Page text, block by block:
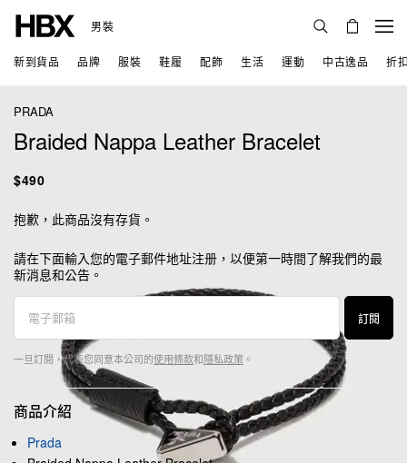
男裝
新到貨品 品牌 服裝 鞋履 配飾 生活 運動 中古逸品 折
PRADA
Braided Nappa Leather Bracelet
$490
抱歉，此商品沒有存貨。
請在下面輸入您的電子郵件地址注册，以便第一時間了解我們的最
新消息和公告。
訂閱
一旦訂閱，代表您同意本公司的使用條款和隱私政策 。
商品介紹
Prada